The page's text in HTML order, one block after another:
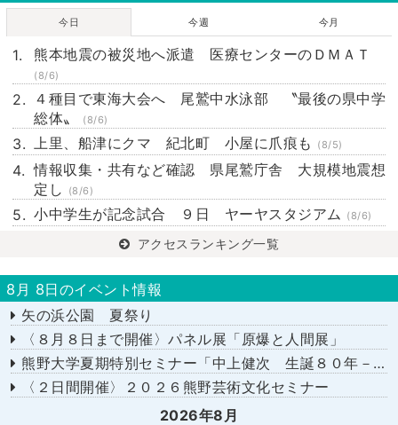
今日 今週 今月
熊本地震の被災地へ派遣 医療センターのＤＭＡＴ
(8/6)
４種目で東海大会へ 尾鷲中水泳部 〝最後の県中学
総体〟
(8/6)
上里、船津にクマ 紀北町 小屋に爪痕も (8/5)
情報収集・共有など確認 県尾鷲庁舎 大規模地震想
定し
(8/6)
小中学生が記念試合 ９日 ヤーヤスタジアム (8/6)
アクセスランキング一覧
8月 8日のイベント情報
矢の浜公園 夏祭り
〈８月８日まで開催〉パネル展「原爆と人間展」
熊野大学夏期特別セミナー「中上健次 生誕８０年－時代へのまなざし－」
〈２日間開催〉２０２６熊野芸術文化セミナー
2026年8月